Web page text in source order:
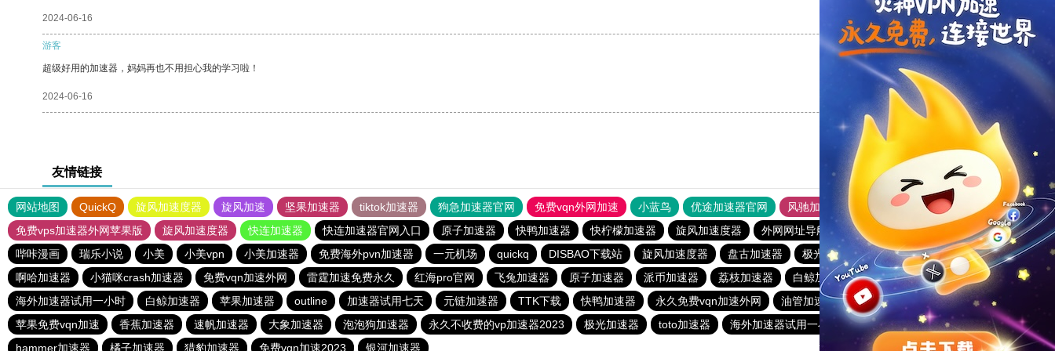
2024-06-16 支持 [0] 反对 [0]
游客
超级好用的加速器，妈妈再也不用担心我的学习啦！
2024-06-16 支持
友情链接
网站地图 QuickQ 旋风加速度器 旋风加速 坚果加速器 tiktok加速器 狗急加速器官网 免费vqn外网加速 小蓝鸟 优途加速器官网 风驰加速器
旋风加速器
免费vps加速器外网苹果版
旋风加速度器 快连加速器 快连加速器官网入口 原子加速器 快鸭加速器 快柠檬加速器 旋风加速度器 外网网址导航 软件中心 雷霆加速
狂飙加速器
哔咔漫画
瑞乐小说 小美 小美vpn 小美加速器 免费海外pvn加速器 一元机场 quickq DISBAO下载站 旋风加速度器 盘古加速器 极光vp加速器 快鸭加速器
pigcha加速器
啊哈加速器
小猫咪crash加速器 免费vqn加速外网 雷霆加速免费永久 红海pro官网 飞兔加速器 原子加速器 派币加速器 荔枝加速器 白鲸加速器 pigcha加速器
熊猫加速器
海外加速器试用一小时
白鲸加速器 苹果加速器 outline 加速器试用七天 元链加速器 TTK下载 快鸭加速器 永久免费vqn加速外网 油管加速器
猎豹vp加速器官网
苹果免费vqn加速
香蕉加速器 速帆加速器 大象加速器 泡泡狗加速器 永久不收费的vp加速器2023 极光加速器 toto加速器 海外加速器试用一小时 白鲸加速器
abc加速器
hammer加速器
橘子加速器 猎豹加速器 免费vqn加速2023 银河加速器